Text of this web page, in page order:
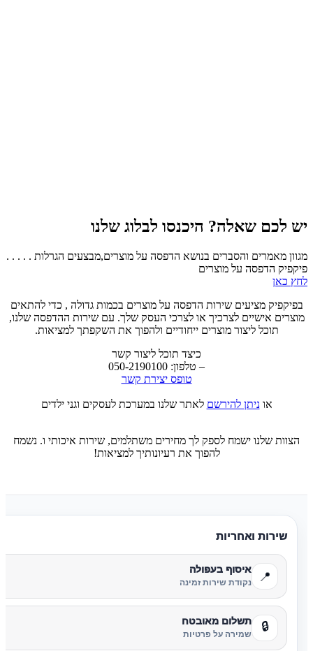
יש לכם שאלה? היכנסו לבלוג שלנו
מגוון מאמרים והסברים בנושא הדפסה על מוצרים,מבצעים הגרלות . . . . .
פיקפיק הדפסה על מוצרים
לחץ כאן
בפיקפיק מציעים שירות הדפסה על מוצרים בכמות גדולה , כדי להתאים
מוצרים אישיים לצרכיך או לצרכי העסק שלך. עם שירות ההדפסה שלנו,
תוכל ליצור מוצרים ייחודיים ולהפוך את השקפתך למציאות.
כיצד תוכל ליצור קשר
– טלפון: 050-2190100
טופס יצירת קשר
אוניתן להירשם לאתר שלנו במערכת לעסקים וגני ילדים
הצוות שלנו ישמח לספק לך מחירים משתלמים, שירות איכותי ו. נשמח
להפוך את רעיונותיך למציאות!
שירות ואחריות
📍 איסוף בעפולה
נקודת שירות זמינה
🔒 תשלום מאובטח
שמירה על פרטיות